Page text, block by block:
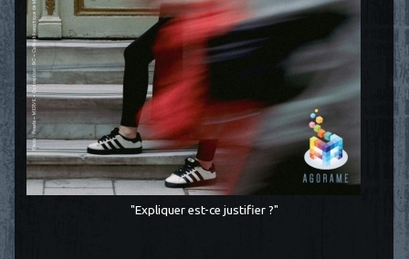
"Expliquer est-ce justifier ?"